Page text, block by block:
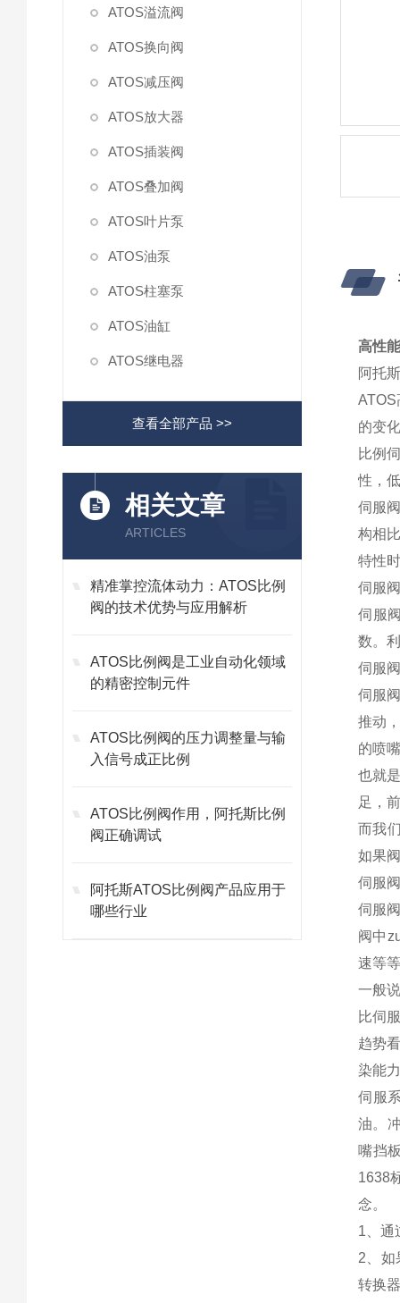
ATOS溢流阀
ATOS换向阀
ATOS减压阀
ATOS放大器
ATOS插装阀
ATOS叠加阀
ATOS叶片泵
ATOS油泵
ATOS柱塞泵
ATOS油缸
ATOS继电器
查看全部产品 >>
相关文章
ARTICLES
精准掌控流体动力：ATOS比例
阀的技术优势与应用解析
ATOS比例阀是工业自动化领域
的精密控制元件
ATOS比例阀的压力调整量与输
入信号成正比例
ATOS比例阀作用，阿托斯比例
阀正确调试
阿托斯ATOS比例阀产品应用于
哪些行业
高性
阿托
的变
比例
性，
伺服
构相
特性
伺服
伺服
数。
伺服
伺服
推动
的喷
也就
足，
而我
如果
伺服
伺服
阀中
速等
一般
比伺
趋势
染能
伺服
油。
嘴挡
1638
念。
1、通
2、如
转换